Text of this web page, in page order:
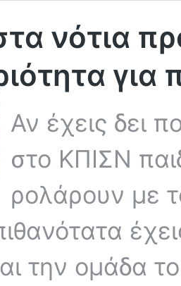
νότια
για
Αν έχεις δει
στο ΚΠΙΣΝ
ρολάρουν με
την ομάδα